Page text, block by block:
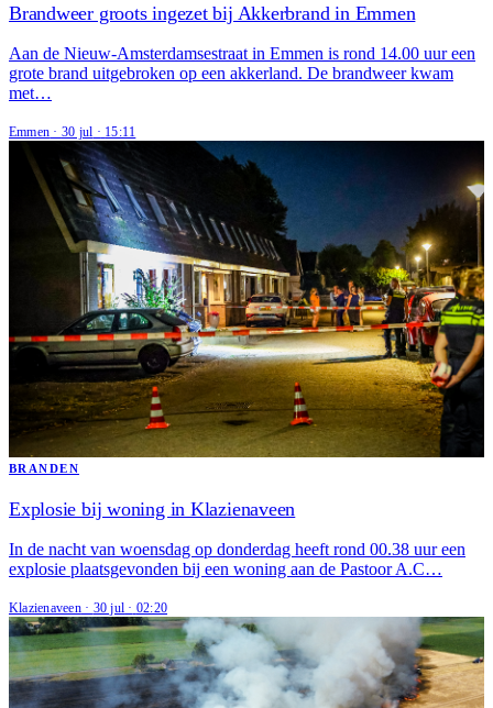
Brandweer groots ingezet bij Akkerbrand in Emmen
Aan de Nieuw-Amsterdamsestraat in Emmen is rond 14.00 uur een
grote brand uitgebroken op een akkerland. De brandweer kwam
met…
Emmen · 30 jul · 15:11
BRANDEN
Explosie bij woning in Klazienaveen
In de nacht van woensdag op donderdag heeft rond 00.38 uur een
explosie plaatsgevonden bij een woning aan de Pastoor A.C…
Klazienaveen· 30 jul · 02:20